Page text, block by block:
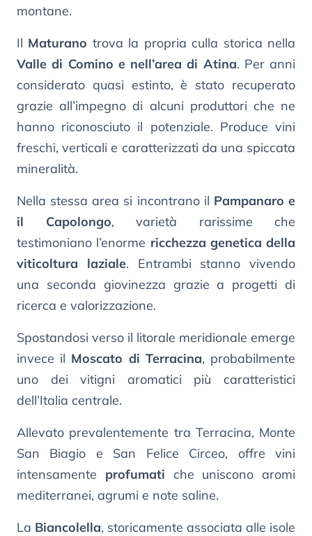
montane.
Il Maturano trova la propria culla storica nella
Valle di Comino e nell’area di Atina. Per anni
considerato quasi estinto, è stato recuperato
grazie all’impegno di alcuni produttori che ne
hanno riconosciuto il potenziale. Produce vini
freschi, verticali e caratterizzati da una spiccata
mineralità.
Nella stessa area si incontrano il Pampanaro e
il Capolongo, varietà rarissime che
testimoniano l’enorme ricchezza genetica della
viticoltura laziale. Entrambi stanno vivendo
una seconda giovinezza grazie a progetti di
ricerca e valorizzazione.
Spostandosi verso il litorale meridionale emerge
invece il Moscato di Terracina, probabilmente
uno dei vitigni aromatici più caratteristici
dell’Italia centrale.
Allevato prevalentemente tra Terracina, Monte
San Biagio e San Felice Circeo, offre vini
intensamente profumati che uniscono aromi
mediterranei, agrumi e note saline.
La Biancolella, storicamente associata alle isole